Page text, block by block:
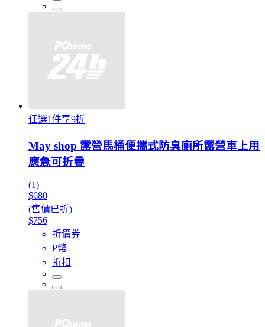
任選1件享9折
May shop 露營馬桶便攜式防臭廁所露營車上用
應急可折疊
(1)
$680
(售價已折)
$756
折價券
P幣
折扣